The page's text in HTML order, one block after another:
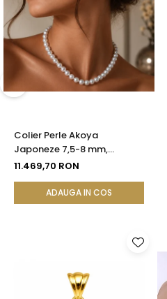
Colier Perle Akoya
Japoneze 7,5-8 mm,
Calitate AAA, Închizătoare
11.469,70 RON
ADAUGA IN COS